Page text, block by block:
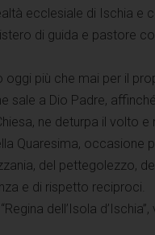
ecclesiale di Ischia e
di guida e pastore
più che mai per il
sale a Dio Padre,
ne deturpa il volto e
Quaresima, occasione
del pettegolezzo,
e di rispetto reciproci.
dell’Isola